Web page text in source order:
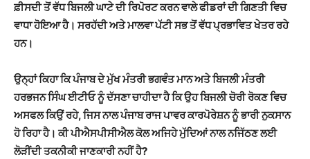
ਫ਼ੀਸਦੀ ਤੋਂ ਵੱਧ ਬਿਜਲੀ ਘਾਟੇ ਦੀ ਰਿਪੋਰਟ ਕਰਨ ਵਾਲੇ ਫੀਡਰਾਂ ਦੀ ਗਿਣਤੀ ਵਿਚ
ਵਾਧਾ ਹੋਇਆ ਹੈ। ਸਰਹੱਦੀ ਅਤੇ ਮਾਲਵਾ ਪੱਟੀ ਸਭ ਤੋਂ ਵੱਧ ਪ੍ਰਭਾਵਿਤ ਖੇਤਰ ਰਹੇ
ਹਨ।
ਉਨ੍ਹਾਂ ਕਿਹਾ ਕਿ ਪੰਜਾਬ ਦੇ ਮੁੱਖ ਮੰਤਰੀ ਭਗਵੰਤ ਮਾਨ ਅਤੇ ਬਿਜਲੀ ਮੰਤਰੀ
ਹਰਭਜਨ ਸਿੰਘ ਈਟੀਓ ਨੂੰ ਦੱਸਣਾ ਚਾਹੀਦਾ ਹੈ ਕਿ ਉਹ ਬਿਜਲੀ ਚੋਰੀ ਰੋਕਣ ਵਿਚ
ਅਸਫਲ ਕਿਉਂ ਰਹੇ, ਜਿਸ ਨਾਲ ਪੰਜਾਬ ਰਾਜ ਪਾਵਰ ਕਾਰਪੋਰੇਸ਼ਨ ਨੂੰ ਭਾਰੀ ਨੁਕਸਾਨ
ਹੋ ਰਿਹਾ ਹੈ। ਕੀ ਪੀਐਸਪੀਸੀਐਲ ਕੋਲ ਅਜਿਹੇ ਮੁੱਦਿਆਂ ਨਾਲ ਨਜਿੱਠਣ ਲਈ
ਲੋੜੀਂਦੀ ਤਕਨੀਕੀ ਜਾਣਕਾਰੀ ਨਹੀਂ ਹੈ?